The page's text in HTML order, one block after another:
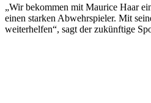
„Wir bekommen mit Maurice Haar
einen starken Abwehrspieler. Mit
weiterhelfen“, sagt der zukünftige